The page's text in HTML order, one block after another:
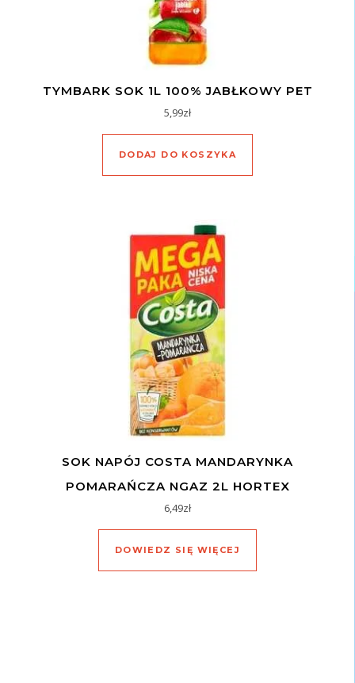
TYMBARK SOK 1L 100% JABŁKOWY PET
5,99zł
DODAJ DO KOSZYKA
SOK NAPÓJ COSTA MANDARYNKA
POMARAŃCZA NGAZ 2L HORTEX
6,49zł
DOWIEDZ SIĘ WIĘCEJ